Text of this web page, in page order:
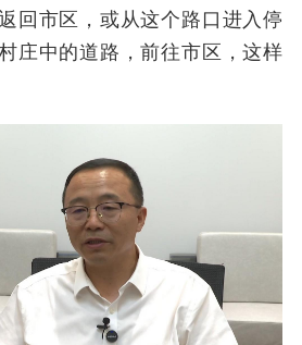
回市区，或从这个路口进入停
庄中的道路，前往市区，这样